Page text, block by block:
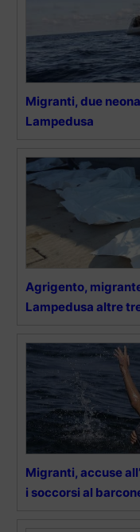
Migranti, due
Lampedusa
Agrigento,
Lampedusa altre
Migranti, accuse
i soccorsi al